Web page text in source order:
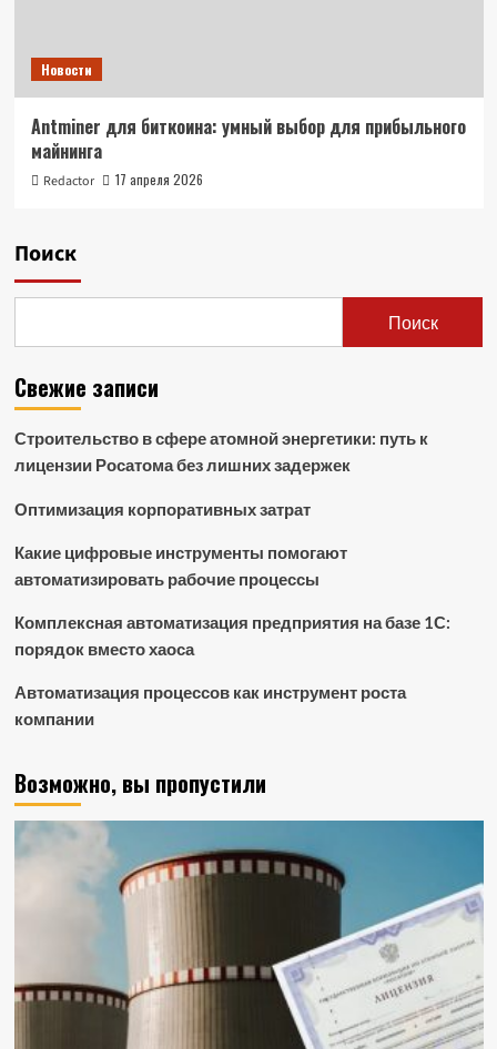
Новости
Antminer для биткоина: умный выбор для прибыльного
майнинга
Redactor 17 апреля 2026
Поиск
Поиск
Свежие записи
Строительство в сфере атомной энергетики: путь к
лицензии Росатома без лишних задержек
Оптимизация корпоративных затрат
Какие цифровые инструменты помогают
автоматизировать рабочие процессы
Комплексная автоматизация предприятия на базе 1С:
порядок вместо хаоса
Автоматизация процессов как инструмент роста
компании
Возможно, вы пропустили